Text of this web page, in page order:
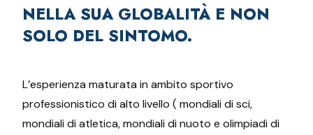
NELLA SUA GLOBALITÀ E NON
SOLO DEL SINTOMO.
L’esperienza maturata in ambito sportivo
professionistico di alto livello ( mondiali di sci,
mondiali di atletica, mondiali di nuoto e olimpiadi di